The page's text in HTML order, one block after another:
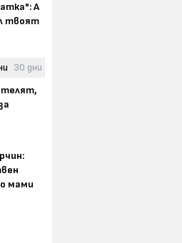
А
твоят
30 дни
мами